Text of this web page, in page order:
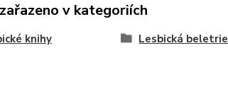
v kategoriích
knihy Lesbická beletrie